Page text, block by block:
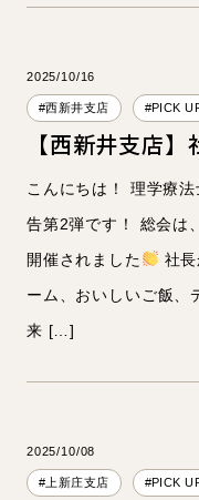
2025/10/16
#西新井支店 #PICK
【西新井支店
こんにちは！ 理学療
告第2弾です！ 総会は
開催されました
社
ーム、おいしいご飯、
来 […]
2025/10/08
#上新庄支店 #PICK